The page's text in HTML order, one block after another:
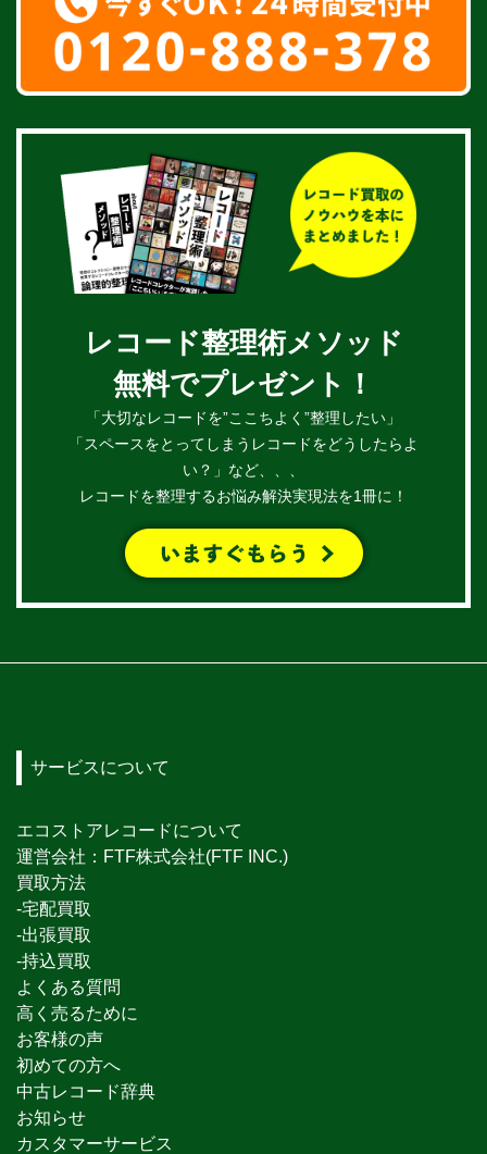
レコード整理術メソッド
無料でプレゼント！
「大切なレコードを”ここちよく”整理したい」
「スペースをとってしまうレコードをどうしたらよ
い？」など、、、
レコードを整理するお悩み解決実現法を1冊に！
サービスについて
エコストアレコードについて
運営会社：FTF株式会社(FTF INC.)
買取方法
-宅配買取
-出張買取
-持込買取
よくある質問
高く売るために
お客様の声
初めての方へ
中古レコード辞典
お知らせ
カスタマーサービス